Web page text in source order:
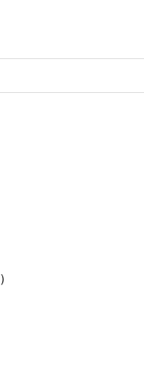
）